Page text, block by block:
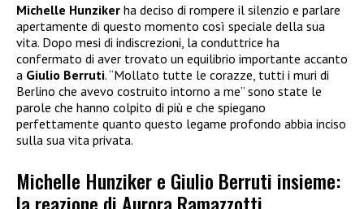
Michelle Hunziker ha deciso di rompere il silenzio e parlare
apertamente di questo momento così speciale della sua
vita. Dopo mesi di indiscrezioni, la conduttrice ha
confermato di aver trovato un equilibrio importante accanto
a Giulio Berruti. “Mollato tutte le corazze, tutti i muri di
Berlino che avevo costruito intorno a me” sono state le
parole che hanno colpito di più e che spiegano
perfettamente quanto questo legame profondo abbia inciso
sulla sua vita privata.
Michelle Hunziker e Giulio Berruti insieme: